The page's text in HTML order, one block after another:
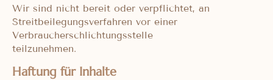
Wir sind nicht bereit oder verpflichtet, an
Streitbeilegungsverfahren vor einer
Verbraucherschlichtungsstelle
teilzunehmen.
Haftung für Inhalte